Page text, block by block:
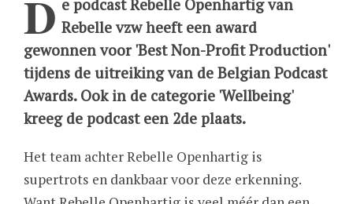
D e podcast Rebelle Openhartig van
Rebelle vzw heeft een award
gewonnen voor 'Best Non-Profit Production'
tijdens de uitreiking van de Belgian Podcast
Awards. Ook in de categorie 'Wellbeing'
kreeg de podcast een 2de plaats.
Het team achter Rebelle Openhartig is
supertrots en dankbaar voor deze erkenning.